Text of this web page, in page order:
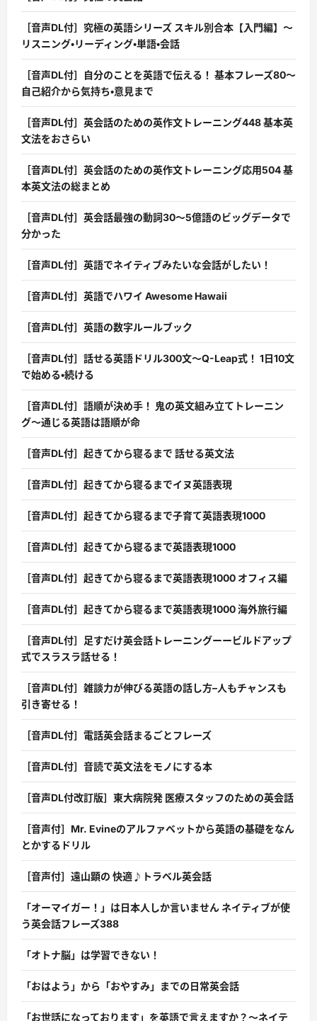
［音声DL付］究極の英語シリーズ スキル別合本【入門編】〜
リスニング・リーディング・単語・会話
［音声DL付］自分のことを英語で伝える！ 基本フレーズ80〜
自己紹介から気持ち・意見まで
［音声DL付］英会話のための英作文トレーニング448 基本英
文法をおさらい
［音声DL付］英会話のための英作文トレーニング応用504 基
本英文法の総まとめ
［音声DL付］英会話最強の動詞30〜5億語のビッグデータで
分かった
［音声DL付］英語でネイティブみたいな会話がしたい！
［音声DL付］英語でハワイ Awesome Hawaii
［音声DL付］英語の数字ルールブック
［音声DL付］話せる英語ドリル300文〜Q-Leap式！ 1日10文
で始める・続ける
［音声DL付］語順が決め手！ 鬼の英文組み立てトレーニン
グ〜通じる英語は語順が命
［音声DL付］起きてから寝るまで 話せる英文法
［音声DL付］起きてから寝るまでイヌ英語表現
［音声DL付］起きてから寝るまで子育て英語表現1000
［音声DL付］起きてから寝るまで英語表現1000
［音声DL付］起きてから寝るまで英語表現1000 オフィス編
［音声DL付］起きてから寝るまで英語表現1000 海外旅行編
［音声DL付］足すだけ英会話トレーニングーービルドアップ
式でスラスラ話せる！
［音声DL付］雑談力が伸びる英語の話し方–人もチャンスも
引き寄せる！
［音声DL付］電話英会話まるごとフレーズ
［音声DL付］音読で英文法をモノにする本
［音声DL付改訂版］東大病院発 医療スタッフのための英会話
［音声付］Mr. Evineのアルファベットから英語の基礎をなん
とかするドリル
［音声付］遠山顕の 快適♪トラベル英会話
「オーマイガー！」は日本人しか言いません ネイティブが使
う英会話フレーズ388
「オトナ脳」は学習できない！
「おはよう」から「おやすみ」までの日常英会話
「お世話になっております」を英語で言えますか？〜ネイテ